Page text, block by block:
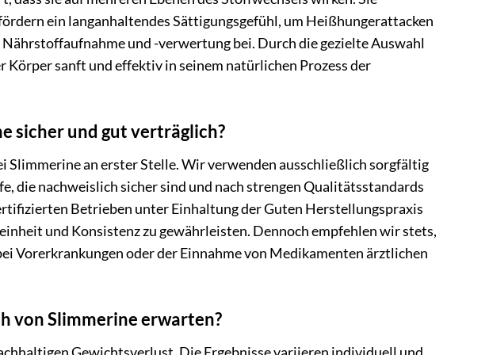
ein langanhaltendes Sättigungsgefühl, um Heißhungerattacken
und -verwertung bei. Durch die gezielte Auswahl
sanft und effektiv in seinem natürlichen Prozess der
sicher und gut verträglich?
Slimmerine an erster Stelle. Wir verwenden ausschließlich sorgfältig
die nachweislich sicher sind und nach strengen Qualitätsstandards
Betrieben unter Einhaltung der Guten Herstellungspraxis
und Konsistenz zu gewährleisten. Dennoch empfehlen wir stets,
Vorerkrankungen oder der Einnahme von Medikamenten ärztlichen
von Slimmerine erwarten?